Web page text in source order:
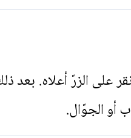
على الزرّ أعلاه.
أو الجوّال.